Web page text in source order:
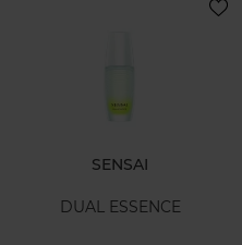
SENSAI
DUAL ESSENCE